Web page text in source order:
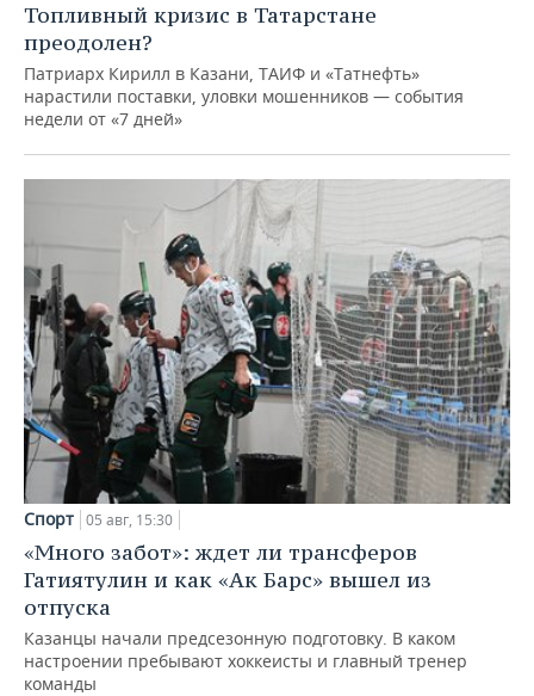
Топливный кризис в Татарстане
преодолен?
Патриарх Кирилл в Казани, ТАИФ и «Татнефть»
нарастили поставки, уловки мошенников — события
недели от «7 дней»
Спорт 05 авг, 15:30
«Много забот»: ждет ли трансферов
Гатиятулин и как «Ак Барс» вышел из
отпуска
Казанцы начали предсезонную подготовку. В каком
настроении пребывают хоккеисты и главный тренер
команды